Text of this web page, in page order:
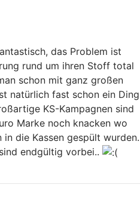
das Problem ist
rund um ihren Stoff total
schon mit ganz großen
natürlich fast schon ein Ding
KS-Kampagnen sind
Marke noch knacken wo
die Kassen gespült wurden.
endgültig vorbei..